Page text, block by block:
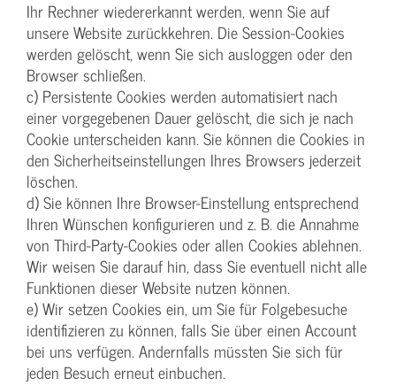
Ihr Rechner wiedererkannt werden, wenn Sie auf
unsere Website zurückkehren. Die Session-Cookies
werden gelöscht, wenn Sie sich ausloggen oder den
Browser schließen.
c) Persistente Cookies werden automatisiert nach
einer vorgegebenen Dauer gelöscht, die sich je nach
Cookie unterscheiden kann. Sie können die Cookies in
den Sicherheitseinstellungen Ihres Browsers jederzeit
löschen.
d) Sie können Ihre Browser-Einstellung entsprechend
Ihren Wünschen konfigurieren und z. B. die Annahme
von Third-Party-Cookies oder allen Cookies ablehnen.
Wir weisen Sie darauf hin, dass Sie eventuell nicht alle
Funktionen dieser Website nutzen können.
e) Wir setzen Cookies ein, um Sie für Folgebesuche
identifizieren zu können, falls Sie über einen Account
bei uns verfügen. Andernfalls müssten Sie sich für
jeden Besuch erneut einbuchen.